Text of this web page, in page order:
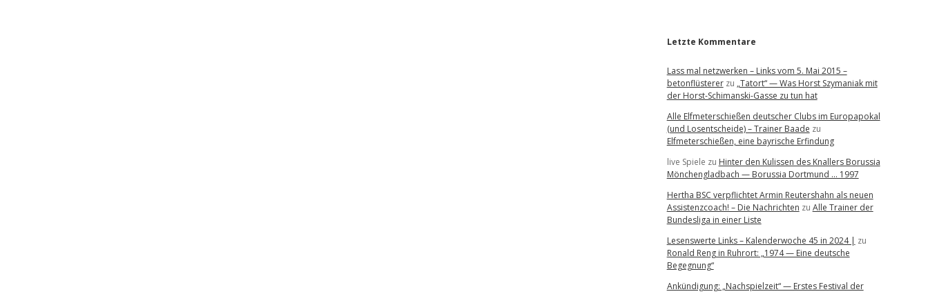
Letzte Kommentare
Lass mal netzwerken – Links vom 5. Mai 2015 –
betonflüstererzu „Tatort“ — Was Horst Szymaniak mit
der Horst-Schimanski-Gasse zu tun hat
Alle Elfmeterschießen deutscher Clubs im Europapokal
(und Losentscheide) – Trainer Baade zu
Elfmeterschießen, eine bayrische Erfindung
live Spiele zu Hinter den Kulissen des Knallers Borussia
Mönchengladbach — Borussia Dortmund … 1997
Hertha BSC verpflichtet Armin Reutershahn als neuen
Assistenzcoach! – Die Nachrichten zu Alle Trainer der
Bundesliga in einer Liste
Lesenswerte Links – Kalenderwoche 45 in 2024 | zu
Ronald Reng in Ruhrort: „1974 — Eine deutsche
Begegnung“
Ankündigung: „Nachspielzeit“ — Erstes Festival der